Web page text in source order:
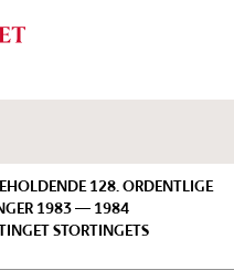
128. ORDENTLIGE
1983 — 1984
STORTINGETS